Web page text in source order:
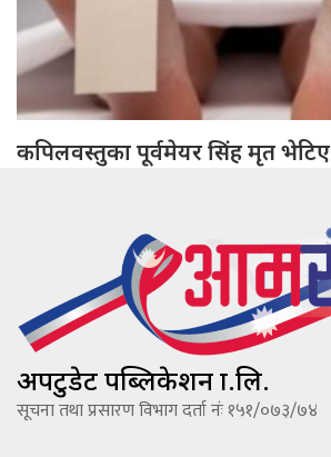
कपिलवस्तुका पूर्वमेयर सिंह मृत भेटिए
अपटुडेट पब्लिकेशन प्रा.लि.
सूचना तथा प्रसारण विभाग दर्ता नंः १५१/०७३/७४